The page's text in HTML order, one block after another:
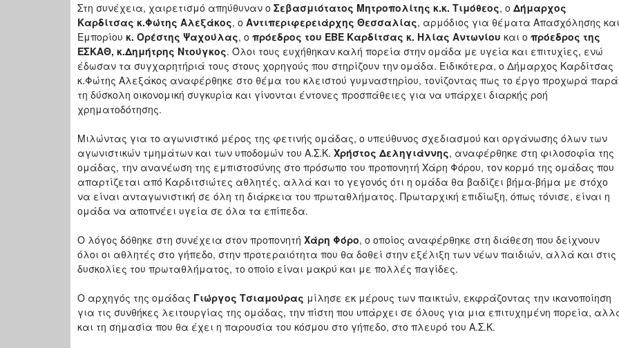
Στη συνέχεια, χαιρετισμό απηύθυναν ο Σεβασμιότατος Μητροπολίτης κ.κ. Τιμόθεος, ο Δήμαρχος
Καρδίτσας κ.Φώτης Αλεξάκος, ο Αντιπεριφερειάρχης Θεσσαλίας, αρμόδιος για θέματα Απασχόλησης και
Εμπορίου κ. Ορέστης Ψαχούλας, ο πρόεδρος του ΕΒΕ Καρδίτσας κ. Ηλίας Αντωνίου και ο πρόεδρος της
ΕΣΚΑΘ, κ.Δημήτρης Ντούγκος. Όλοι τους ευχήθηκαν καλή πορεία στην ομάδα με υγεία και επιτυχίες, ενώ
έδωσαν τα συγχαρητήριά τους στους χορηγούς που στηρίζουν την ομάδα. Ειδικότερα, ο Δήμαρχος Καρδίτσας
κ.Φώτης Αλεξάκος αναφέρθηκε στο θέμα του κλειστού γυμναστηρίου, τονίζοντας πως το έργο προχωρά παρά
τη δύσκολη οικονομική συγκυρία και γίνονται έντονες προσπάθειες για να υπάρχει διαρκής ροή
χρηματοδότησης.
Μιλώντας για το αγωνιστικό μέρος της φετινής ομάδας, ο υπεύθυνος σχεδιασμού και οργάνωσης όλων των
αγωνιστικών τμημάτων και των υποδομών του Α.Σ.Κ. Χρήστος Δεληγιάννης, αναφέρθηκε στη φιλοσοφία της
ομάδας, την ανανέωση της εμπιστοσύνης στο πρόσωπο του προπονητή Χάρη Φόρου, τον κορμό της ομάδας που
απαρτίζεται από Καρδιτσιώτες αθλητές, αλλά και το γεγονός ότι η ομάδα θα βαδίζει βήμα-βήμα με στόχο
να είναι ανταγωνιστική σε όλη τη διάρκεια του πρωταθλήματος. Πρωταρχική επιδίωξη, όπως τόνισε, είναι η
ομάδα να αποπνέει υγεία σε όλα τα επίπεδα.
Ο λόγος δόθηκε στη συνέχεια στον προπονητή Χάρη Φόρο, ο οποίος αναφέρθηκε στη διάθεση που δείχνουν
όλοι οι αθλητές στο γήπεδο, στην προτεραιότητα που θα δοθεί στην εξέλιξη των νέων παιδιών, αλλά και στις
δυσκολίες του πρωταθλήματος, το οποίο είναι μακρύ και με πολλές παγίδες.
Ο αρχηγός της ομάδας Γιώργος Τσιαμούρας μίλησε εκ μέρους των παικτών, εκφράζοντας την ικανοποίηση
για τις συνθήκες λειτουργίας της ομάδας, την πίστη που υπάρχει σε όλους για μια επιτυχημένη πορεία,
και τη σημασία που θα έχει η παρουσία του κόσμου στο γήπεδο, στο πλευρό του Α.Σ.Κ.